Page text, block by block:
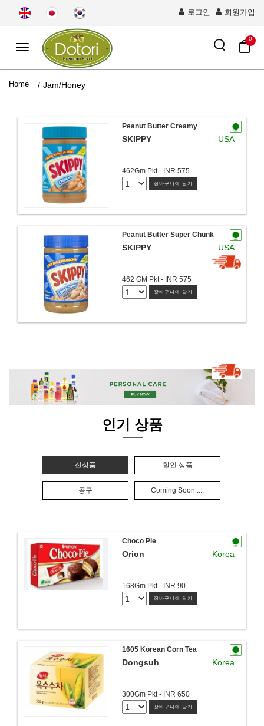
로그인 회원가입
Toggle
navigation
0
Home / Jam/Honey
Peanut Butter Creamy
SKIPPY USA
462Gm Pkt - INR 575
장바구니에 담기
Peanut Butter Super Chunk
SKIPPY USA
462 GM Pkt - INR 575
장바구니에 담기
인기 상품
신상품 할인 상품
공구 Coming Soon ....
Choco Pie
Orion Korea
168Gm Pkt - INR 90
장바구니에 담기
1605 Korean Corn Tea
Dongsuh Korea
300Gm Pkt - INR 650
장바구니에 담기